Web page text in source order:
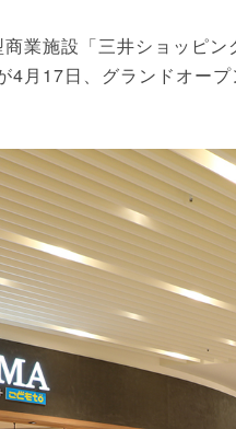
業施設「三井ショッピ
4月17日、グランドオー